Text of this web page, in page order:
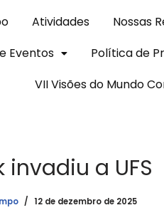
Atividades Nossas
Eventos
Política de
VII Visões do Mundo
a UFS
12 de dezembro de 2025